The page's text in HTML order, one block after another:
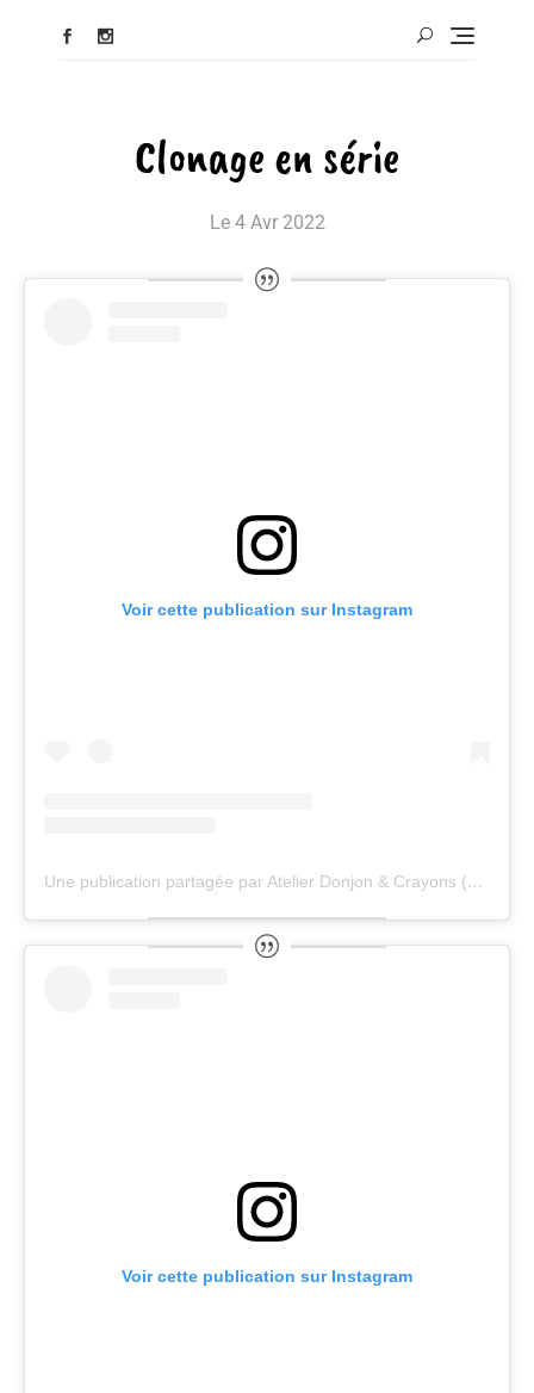
Clonage en série
Le 4 Avr 2022
Voir cette publication sur Instagram
Une publication partagée par Atelier Donjon & Crayons (@donjon_et_crayons)
Voir cette publication sur Instagram